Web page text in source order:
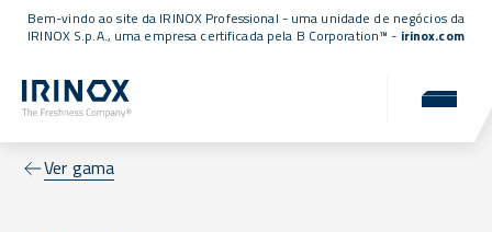
Bem-vindo ao site da IRINOX Professional - uma unidade de negócios da
IRINOX S.p.A., uma empresa certificada pela B Corporation™ - irinox.com
Ver gama